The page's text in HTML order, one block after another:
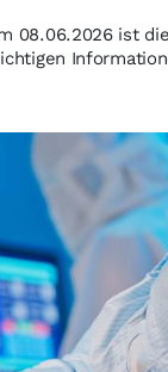
08.06.2026 ist